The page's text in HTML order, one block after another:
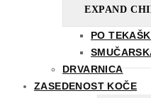
EXPAND
PO
DRVARNICA
ZASEDENOST KOČE